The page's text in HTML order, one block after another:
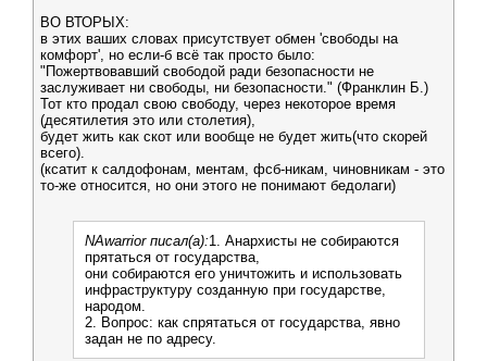
ВО ВТОРЫХ:
в этих ваших словах присутствует обмен 'свободы на
комфорт', но если-б всё так просто было:
"Пожертвовавший свободой ради безопасности не
заслуживает ни свободы, ни безопасности." (Франклин Б.)
Тот кто продал свою свободу, через некоторое время
(десятилетия это или столетия),
будет жить как скот или вообще не будет жить(что скорей
всего).
(ксатит к салдофонам, ментам, фсб-никам, чиновникам - это
то-же относится, но они этого не понимают бедолаги)
NAwarrior писал(а):1. Анархисты не собираются
прятаться от государства,
они собираются его уничтожить и использовать
инфраструктуру созданную при государстве,
народом.
2. Вопрос: как спрятаться от государства, явно
задан не по адресу.